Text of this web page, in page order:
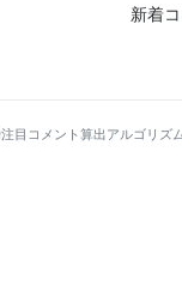
新着
注目コメント算出アルゴリズ